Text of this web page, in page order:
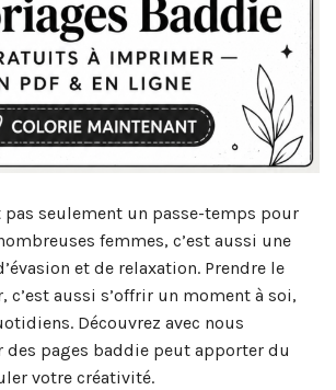
pas seulement un passe-temps pour
femmes, c’est aussi une
et de relaxation. Prendre le
c’est aussi s’offrir un moment à soi,
Découvrez avec nous
pages baddie peut apporter du
votre créativité.